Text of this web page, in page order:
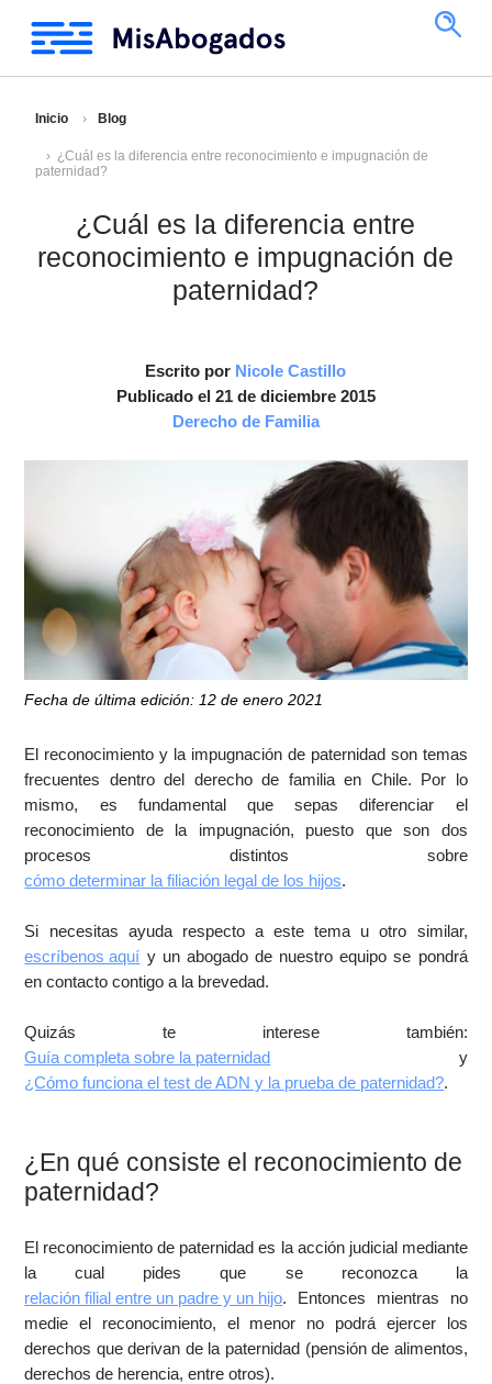
Inicio Blog
¿Cuál es la diferencia entre reconocimiento e impugnación de
paternidad?
¿Cuál es la diferencia entre
reconocimiento e impugnación de
paternidad?
Escrito por Nicole Castillo
Publicado el 21 de diciembre 2015
Derecho de Familia
Fecha de última edición: 12 de enero 2021
El reconocimiento y la impugnación de paternidad son temas
frecuentes dentro del derecho de familia en Chile. Por lo
mismo, es fundamental que sepas diferenciar el
reconocimiento de la impugnación, puesto que son dos
procesos distintos sobre
cómo determinar la filiación legal de los hijos.
Si necesitas ayuda respecto a este tema u otro similar,
escríbenos aquí y un abogado de nuestro equipo se pondrá
en contacto contigo a la brevedad.
Quizás te interese también:
Guía completa sobre la paternidad y
¿Cómo funciona el test de ADN y la prueba de paternidad?.
¿En qué consiste el reconocimiento de
paternidad?
El reconocimiento de paternidad es la acción judicial mediante
la cual pides que se reconozca la
relación filial entre un padre y un hijo. Entonces mientras no
medie el reconocimiento, el menor no podrá ejercer los
derechos que derivan de la paternidad (pensión de alimentos,
derechos de herencia, entre otros).